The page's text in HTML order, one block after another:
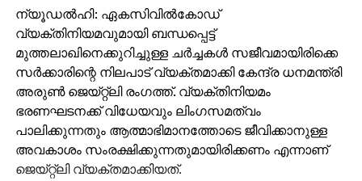
ന്യൂഡല്‍ഹി: ഏകസിവില്‍കോഡ്
വ്യക്തിനിയമവുമായി ബന്ധപ്പെട്ട്
മുത്തലാഖിനെക്കുറിച്ചുള്ള ചര്‍ച്ചകള്‍ സജീവമായിരിക്കെ
സര്‍ക്കാരിന്റെ നിലപാട് വ്യക്തമാക്കി കേന്ദ്ര ധനമന്ത്രി
അരുണ്‍ ജെയ്റ്റ്ലി രംഗത്ത്. വ്യക്തിനിയമം
ഭരണഘടനക്ക് വിധേയവും ലിംഗസമത്വം
പാലിക്കുന്നതും ആത്മാഭിമാനത്തോടെ ജീവിക്കാനുള്ള
അവകാശം സംരക്ഷിക്കുന്നതുമായിരിക്കണം എന്നാണ്
ജെയ്റ്റ്ലി വ്യക്തമാക്കിയത്.